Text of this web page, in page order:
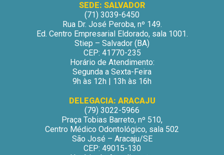
SEDE: SALVADOR
(71) 3039-6450
Rua Dr. José Peroba, nº 149.
Ed. Centro Empresarial Eldorado, sala 1001.
Stiep – Salvador (BA)
CEP: 41770-235
Horário de Atendimento:
Segunda a Sexta-Feira
9h às 12h | 13h às 16h
DELEGACIA: ARACAJU
(79) 3022-5966
Praça Tobias Barreto, nº 510,
Centro Médico Odontológico, sala 502
São José – Aracaju/SE
CEP: 49015-130